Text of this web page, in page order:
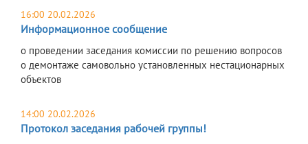
16:00 20.02.2026
Информационное сообщение
о проведении заседания комиссии по решению вопросов
о демонтаже самовольно установленных нестационарных
объектов
14:00 20.02.2026
Протокол заседания рабочей группы!